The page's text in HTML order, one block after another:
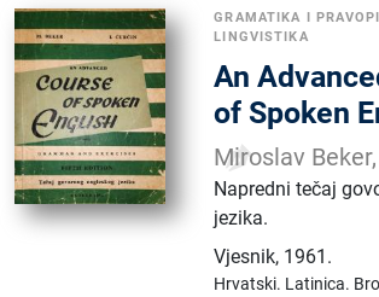
GRAMATIKA I
LINGVISTIKA
An
of Spoken
Miroslav
Napredni tečaj
jezika.
Vjesnik, 1961.
Hrvatski. Latinica.